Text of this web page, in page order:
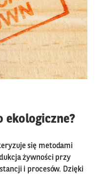
ekologiczne?
się metodami
żywności przy
i procesów. Dzięki